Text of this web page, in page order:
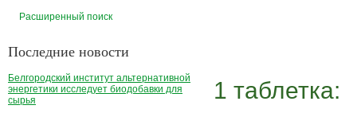
Расширенный поиск
Последние новости
Белгородский институт альтернативной
энергетики исследует биодобавки для
сырья
1 таблетка: